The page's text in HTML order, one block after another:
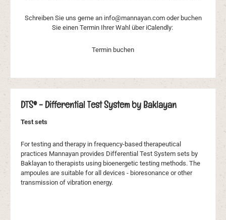
Schreiben Sie uns gerne an info@mannayan.com oder buchen
Sie einen Termin Ihrer Wahl über iCalendly:
Termin buchen
DTS® - Differential Test System by Baklayan
Test sets
For testing and therapy in frequency-based therapeutical
practices Mannayan provides Differential Test System sets by
Baklayan to therapists using bioenergetic testing methods. The
ampoules are suitable for all devices - bioresonance or other
transmission of vibration energy.